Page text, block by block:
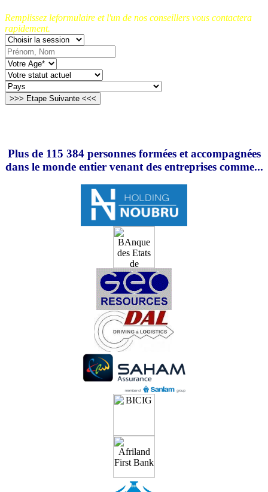
Remplissez leformulaire et l'un de nos conseillers vous contactera
rapidement.
Plus de 115 384 personnes formées et accompagnées
dans le monde entier venant des entreprises comme...